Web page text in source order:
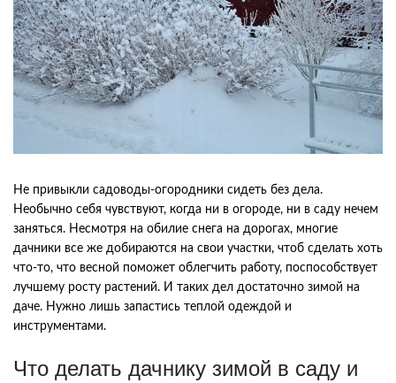
Не привыкли садоводы-огородники сидеть без дела.
Необычно себя чувствуют, когда ни в огороде, ни в саду нечем
заняться. Несмотря на обилие снега на дорогах, многие
дачники все же добираются на свои участки, чтоб сделать хоть
что-то, что весной поможет облегчить работу, поспособствует
лучшему росту растений. И таких дел достаточно зимой на
даче. Нужно лишь запастись теплой одеждой и
инструментами.
Что делать дачнику зимой в саду и